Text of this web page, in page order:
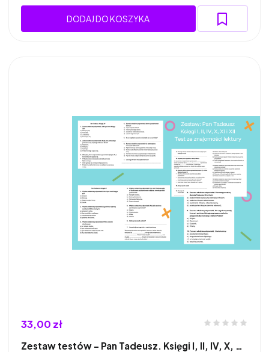
DODAJ DO KOSZYKA
33,00 zł
Zestaw testów - Pan Tadeusz. Księgi I, II, IV, X, …